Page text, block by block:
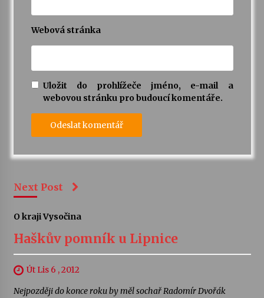
Webová stránka
Uložit do prohlížeče jméno, e-mail a
webovou stránku pro budoucí komentáře.
Next Post
O kraji Vysočina
Haškův pomník u Lipnice
Út Lis 6 , 2012
Nejpozději do konce roku by měl sochař Radomír Dvořák